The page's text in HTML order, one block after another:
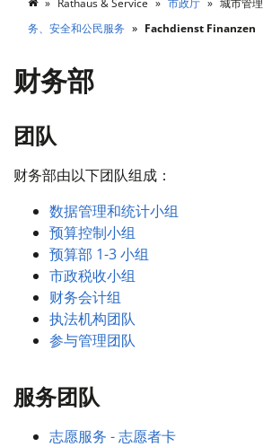
Rathaus & Service 市政厅 城市管理
务、安全和公民服务
Fachdienst Finanzen
财务部
团队
财务部由以下团队组成：
数据管理和统计小组
预算控制小组
预算部 1-3 小组
市政税收小组
财务会计组
执法机构团队
参与管理团队
服务团队
志愿服务 - 志愿者卡